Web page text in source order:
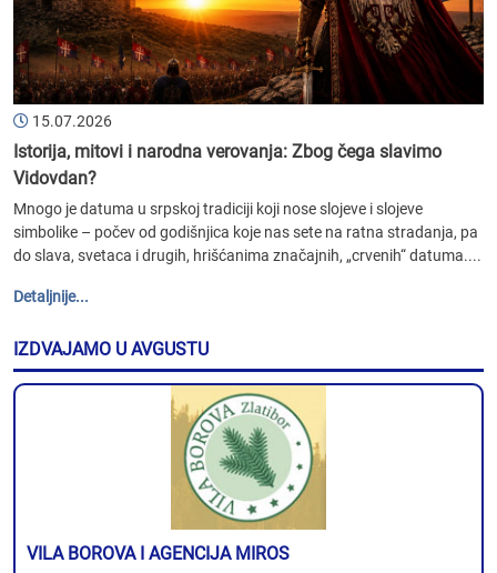
15.07.2026
Istorija, mitovi i narodna verovanja: Zbog čega slavimo
Vidovdan?
Mnogo je datuma u srpskoj tradiciji koji nose slojeve i slojeve
simbolike – počev od godišnjica koje nas sete na ratna stradanja, pa
do slava, svetaca i drugih, hrišćanima značajnih, „crvenih“ datuma....
Detaljnije...
IZDVAJAMO U AVGUSTU
VILA BOROVA I AGENCIJA MIROS